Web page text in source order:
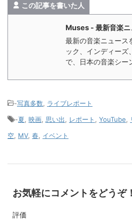
この記事を書いた人
Muses - 最新音楽ニ
最新の音楽ニュース
ック、インディーズ
で、日本の音楽シー
-写真多数
ライブレポート
-夏 映画 思い出 レポート YouTube
空 MV, 春 イベント
お気軽にコメントをどうぞ！
評価